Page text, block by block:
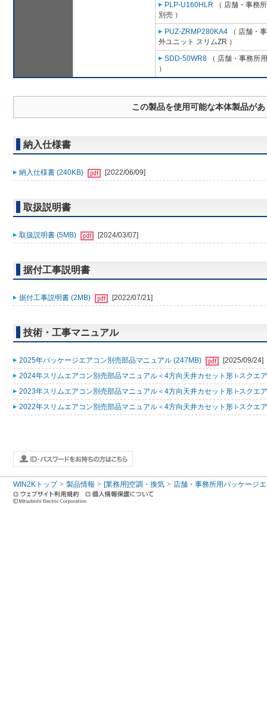
PLP-U160HLR （ 店舗・事務
別売 ）
PUZ-ZRMP280KA4 （ 店舗・
外ユニット スリムZR ）
SDD-50WR8 （ 店舗・事務所
）
この製品を使用可能な本体製品が
納入仕様書
納入仕様書 (240KB) [2022/06/09]
取扱説明書
取扱説明書 (5MB) [2024/03/07]
据付工事説明書
据付工事説明書 (2MB) [2022/07/21]
技術・工事マニュアル
2025年パッケージエアコン別売部品マニュアル (247MB)
[2025/09/24]
2024年スリムエアコン別売部品マニュアル＜4方向天井カセット形 i-スクエ
2023年スリムエアコン別売部品マニュアル＜4方向天井カセット形 i-スクエ
2022年スリムエアコン別売部品マニュアル＜4方向天井カセット形 i-スクエ
WIN2Kトップ 製品情報 [業務用]空調・換気 店舗・事務所用パッケージ